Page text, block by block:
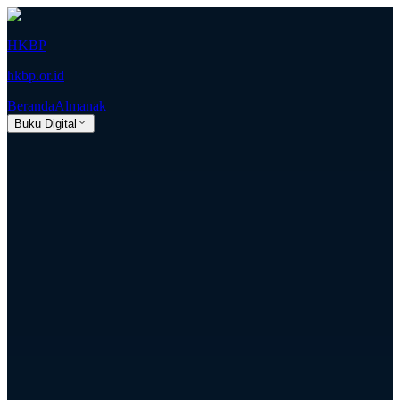
HKBP
hkbp.or.id
BerandaAlmanak
Buku Digital